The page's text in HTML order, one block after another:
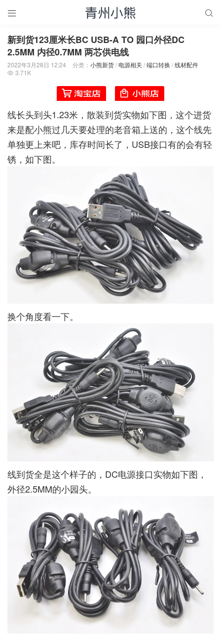
 
新到货123厘米长BC USB-A TO 园口外径DC
2.5MM 内径0.7MM 两芯供电线
2022年3月28日 12:24 分类： 小熊新货/ 电源相关/端口转换 /线材配件
 3.71K
线长头到头1.23米，散装到货实物如下图，这个进货
来是配小熊过几天要处理的老音箱上送的，这个线先
单独更上来吧，库存时间长了，USB接口有的会有轻
锈，如下图。
换个角度看一下。
线到货全是这个样子的，DC电源接口实物如下图，
外径2.5MM的小园头。